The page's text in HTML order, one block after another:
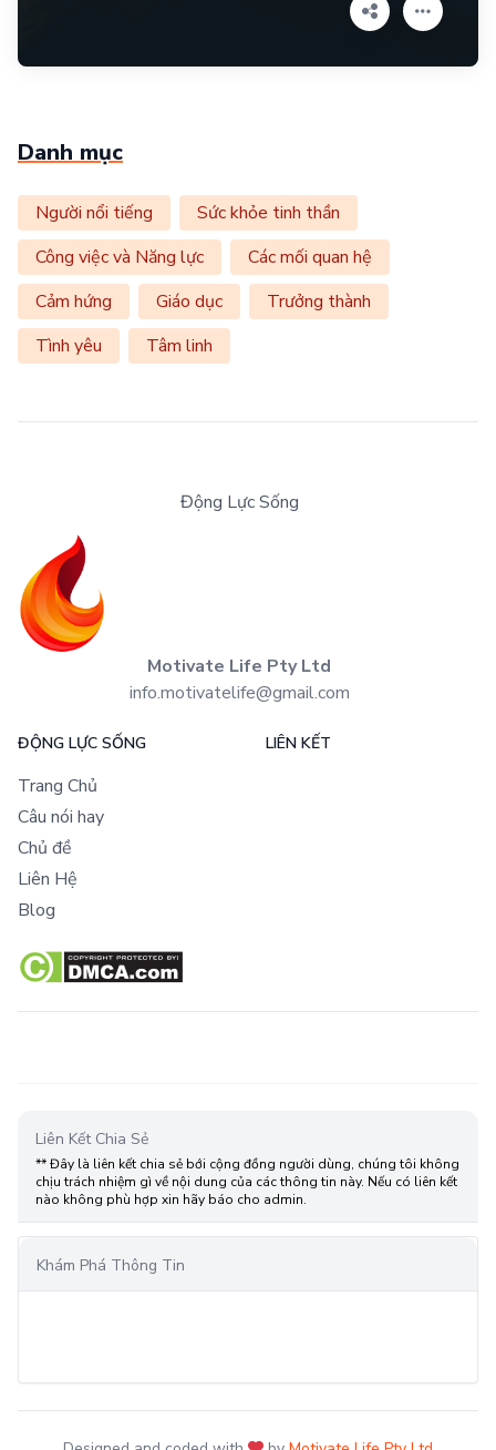
Danh mục
Người nổi tiếng
Sức khỏe tinh thần
Công việc và Năng lực
Các mối quan hệ
Cảm hứng
Giáo dục
Trưởng thành
Tình yêu
Tâm linh
Động Lực Sống
Motivate Life Pty Ltd
info.motivatelife@gmail.com
ĐỘNG LỰC SỐNG
Trang Chủ
Câu nói hay
Chủ đề
Liên Hệ
Blog
LIÊN KẾT
Liên Kết Chia Sẻ
** Đây là liên kết chia sẻ bới cộng đồng người dùng, chúng tôi không
chịu trách nhiệm gì về nội dung của các thông tin này. Nếu có liên kết
nào không phù hợp xin hãy báo cho admin.
Khám Phá Thông Tin